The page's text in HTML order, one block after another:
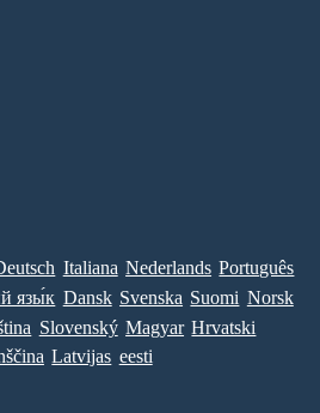
Italiana Nederlands Português
язы́к Dansk Svenska Suomi Norsk
Slovenský Magyar Hrvatski
Latvijas eesti